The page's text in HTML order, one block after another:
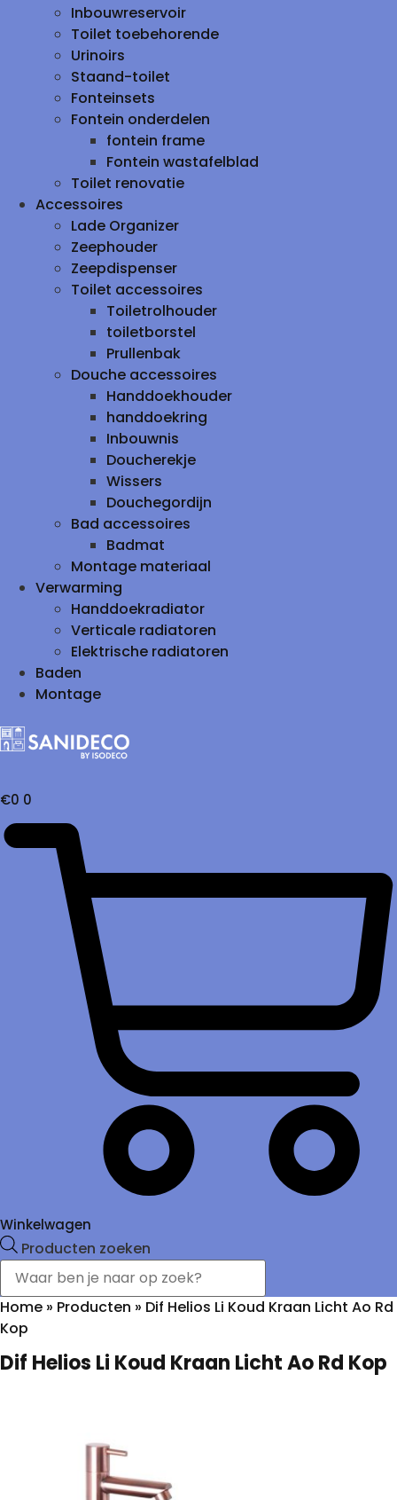
Inbouwreservoir
Toilet toebehorende
Urinoirs
Staand-toilet
Fonteinsets
Fontein onderdelen
fontein frame
Fontein wastafelblad
Toilet renovatie
Accessoires
Lade Organizer
Zeephouder
Zeepdispenser
Toilet accessoires
Toiletrolhouder
toiletborstel
Prullenbak
Douche accessoires
Handdoekhouder
handdoekring
Inbouwnis
Doucherekje
Wissers
Douchegordijn
Bad accessoires
Badmat
Montage materiaal
Verwarming
Handdoekradiator
Verticale radiatoren
Elektrische radiatoren
Baden
Montage
€0 0
Winkelwagen
Producten zoeken
Home » Producten » Dif Helios Li Koud Kraan Licht Ao Rd
Kop
Dif Helios Li Koud Kraan Licht Ao Rd Kop